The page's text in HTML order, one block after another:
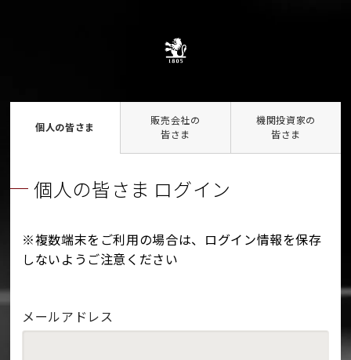
個人の皆さま
販売会社の
皆さま
機関投資家の
皆さま
個人の皆さま ログイン
※複数端末をご利用の場合は、ログイン情報を保存
しないようご注意ください
メールアドレス